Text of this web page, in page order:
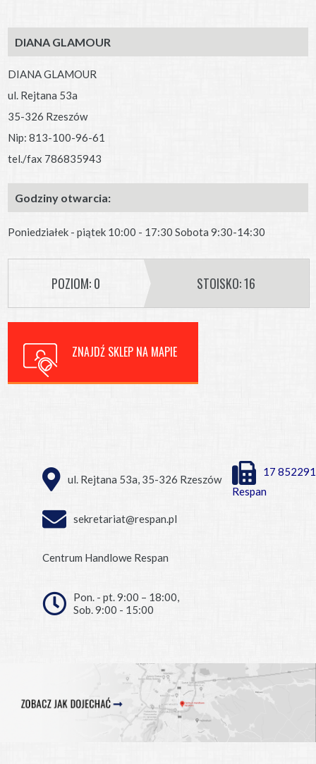
DIANA GLAMOUR
DIANA GLAMOUR
ul. Rejtana 53a
35-326 Rzeszów
Nip: 813-100-96-61
tel./fax 786835943
Godziny otwarcia:
Poniedziałek - piątek 10:00 - 17:30 Sobota 9:30-14:30
POZIOM: 0 STOISKO: 16
ZNAJDŹ SKLEP NA MAPIE
ul. Rejtana 53a, 35-326 Rzeszów
17
Respan
sekretariat@respan.pl
Centrum Handlowe Respan
Pon. - pt. 9:00 – 18:00,
Sob. 9:00 - 15:00